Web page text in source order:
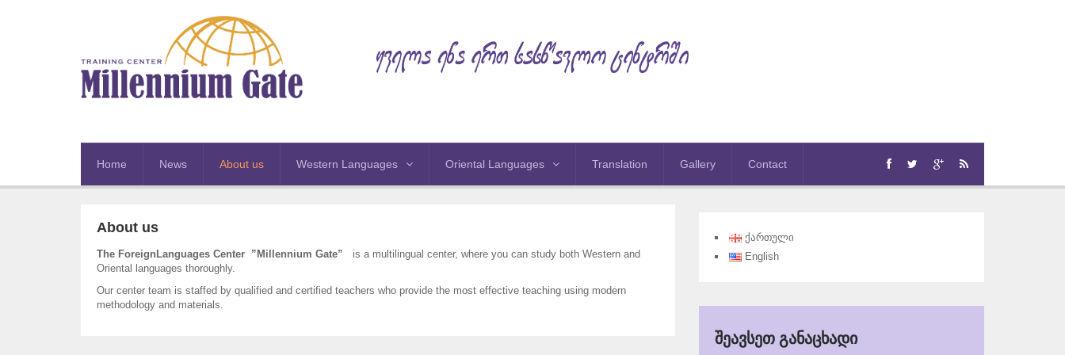
Home News About us Western Languages Oriental Languages Translation Gallery Contact
About us
The Foreign Languages Center ”Millennium Gate”
is a multilingual center, where you can study both Western and
Oriental languages thoroughly.
Our center team is staffed by qualified and certified teachers who provide the most effective teaching using modern
methodology and materials.
ქართული
English
ᲨᲔᲐᲕᲡᲔᲗ ᲒᲐᲜᲐᲪᲮᲐᲓᲘ